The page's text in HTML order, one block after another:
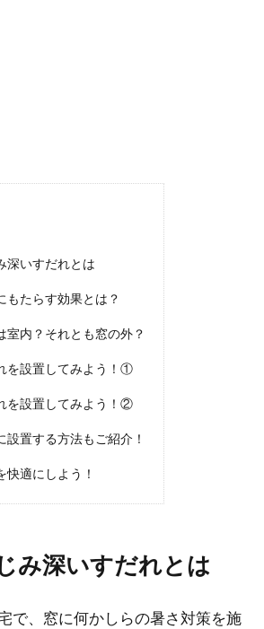
「1LDKで子供と暮らすのは狭いのでは？」と感
じる方もいるかもしれません。また、子供の年
防犯のために窓をロックするなら
100均グッズを活用しよう！
現在、借り手がいなくて空いている部屋の、防
犯は万全でしょうか？部屋の中には何もないか
を活用して効率もアップ！
年の瀬が近くなると、気になるのが大掃除です
深いすだれとは
もたらす効果とは？
室内？それとも窓の外？
を設置してみよう！①
を設置してみよう！②
設置する方法もご紹介！
快適にしよう！
み深いすだれとは
で、窓に何かしらの暑さ対策を施